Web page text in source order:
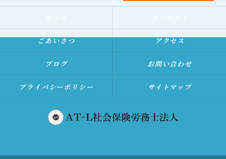
ごあいさつ アクセス
ブログ お問い合わせ
プライバシーポリシー サイトマップ